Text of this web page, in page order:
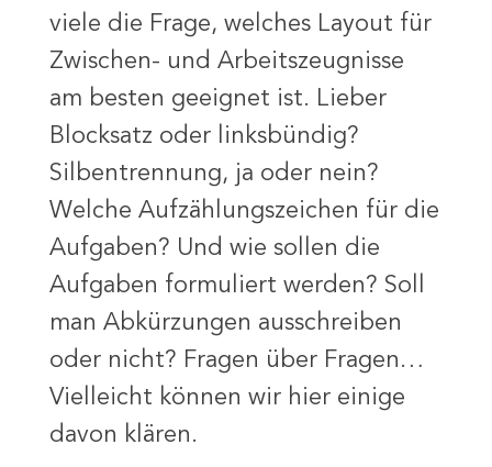
viele die Frage, welches Layout für
Zwischen- und Arbeitszeugnisse
am besten geeignet ist. Lieber
Blocksatz oder linksbündig?
Silbentrennung, ja oder nein?
Welche Aufzählungszeichen für die
Aufgaben? Und wie sollen die
Aufgaben formuliert werden? Soll
man Abkürzungen ausschreiben
oder nicht? Fragen über Fragen…
Vielleicht können wir hier einige
davon klären.